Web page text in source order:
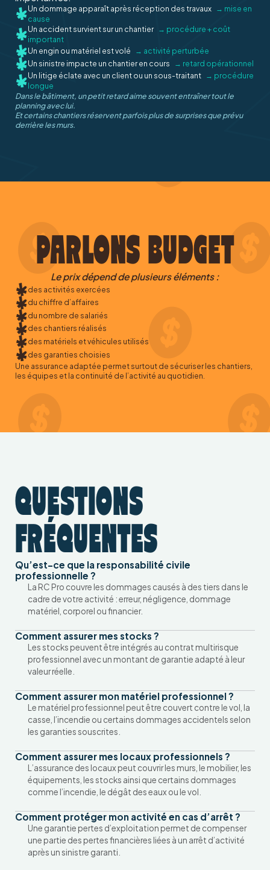
Un dommage apparaît après réception des travaux → mise en
cause
Un accident survient sur un chantier → procédure + coût
important
Un engin ou matériel est volé
→ activité perturbée
Un sinistre impacte un chantier en cours
→ retard opérationnel
Un litige éclate avec un client ou un sous-traitant → procédure
longue
Dans le bâtiment, un petit retard aime souvent entraîner tout le
planning avec lui.
Et certains chantiers réservent parfois plus de surprises que prévu
derrière les murs.
PARLONS BUDGET
Le prix dépend de plusieurs éléments :
des activités exercées
du chiffre d’affaires
du nombre de salariés
des chantiers réalisés
des matériels et véhicules utilisés
des garanties choisies
Une assurance adaptée permet surtout de sécuriser les chantiers,
les équipes et la continuité de l’activité au quotidien.
QUESTIONS
FRÉQUENTES
Qu’est-ce que la responsabilité civile
professionnelle ?
La RC Pro couvre les dommages causés à des tiers dans le
cadre de votre activité : erreur, négligence, dommage
matériel, corporel ou financier.
Comment assurer mes stocks ?
Les stocks peuvent être intégrés au contrat multirisque
professionnel avec un montant de garantie adapté à leur
valeur réelle.
Comment assurer mon matériel professionnel ?
Le matériel professionnel peut être couvert contre le vol, la
casse, l’incendie ou certains dommages accidentels selon
les garanties souscrites.
Comment assurer mes locaux professionnels ?
L’assurance des locaux peut couvrir les murs, le mobilier, les
équipements, les stocks ainsi que certains dommages
comme l’incendie, le dégât des eaux ou le vol.
Comment protéger mon activité en cas d’arrêt ?
Une garantie pertes d’exploitation permet de compenser
une partie des pertes financières liées à un arrêt d’activité
après un sinistre garanti.